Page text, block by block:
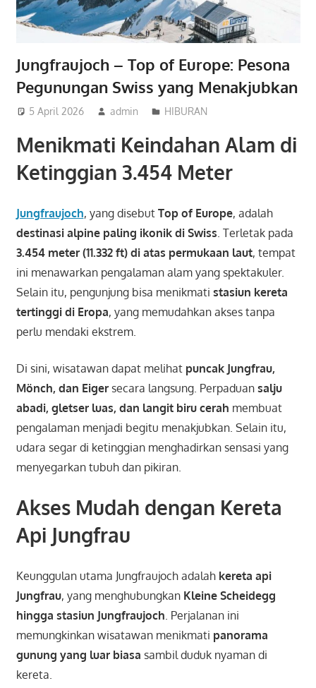
Jungfraujoch – Top of Europe: Pesona
Pegunungan Swiss yang Menakjubkan
5 April 2026 admin HIBURAN
Menikmati Keindahan Alam di
Ketinggian 3.454 Meter
Jungfraujoch, yang disebut Top of Europe, adalah
destinasi alpine paling ikonik di Swiss . Terletak pada
3.454 meter (11.332 ft) di atas permukaan laut, tempat
ini menawarkan pengalaman alam yang spektakuler.
Selain itu, pengunjung bisa menikmati stasiun kereta
tertinggi di Eropa, yang memudahkan akses tanpa
perlu mendaki ekstrem.
Di sini, wisatawan dapat melihat puncak Jungfrau,
Mönch, dan Eigersecara langsung. Perpaduan salju
abadi, gletser luas, dan langit biru cerah membuat
pengalaman menjadi begitu menakjubkan. Selain itu,
udara segar di ketinggian menghadirkan sensasi yang
menyegarkan tubuh dan pikiran.
Akses Mudah dengan Kereta
Api Jungfrau
Keunggulan utama Jungfraujoch adalah kereta api
Jungfrau, yang menghubungkan Kleine Scheidegg
hingga stasiun Jungfraujoch . Perjalanan ini
memungkinkan wisatawan menikmati panorama
gunung yang luar biasa sambil duduk nyaman di
kereta.